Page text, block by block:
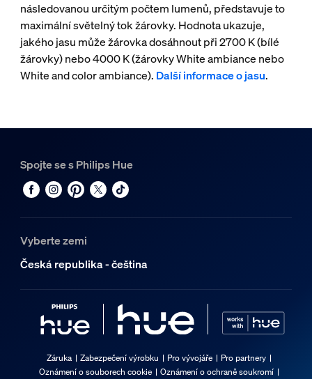
následovanou určitým počtem lumenů, představuje to
maximální světelný tok žárovky. Hodnota ukazuje,
jakého jasu může žárovka dosáhnout při 2700 K (bílé
žárovky) nebo 4000 K (žárovky White ambiance nebo
White and color ambiance). Další informace o jasu.
Spojte se s Philips Hue
Vyberte zemi
Česká republika - čeština
Záruka Zabezpečení výrobku Pro vývojáře
Pro partnery
Oznámení o souborech cookie
Oznámení o ochraně soukromí